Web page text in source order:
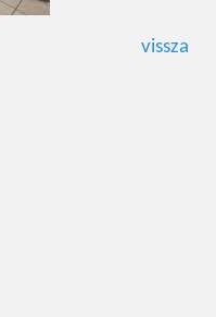
vissza